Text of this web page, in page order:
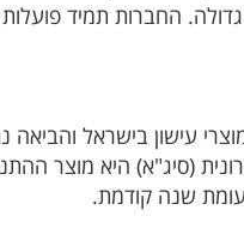
הם הפרצה הכי גדולה. החברות
עישון בישראל והביאה
(סיג"א) היא מוצר